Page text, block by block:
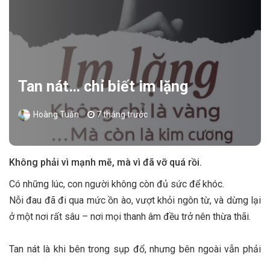
Tan nát… chỉ biết im lặng
Hoàng Tuấn 7 tháng trước
Không phải vì mạnh mẽ, mà vì đã vỡ quá rồi.
Có những lúc, con người không còn đủ sức để khóc.
Nỗi đau đã đi qua mức ồn ào, vượt khỏi ngôn từ, và dừng lại
ở một nơi rất sâu – nơi mọi thanh âm đều trở nên thừa thãi.
Tan nát là khi bên trong sụp đổ, nhưng bên ngoài vẫn phải